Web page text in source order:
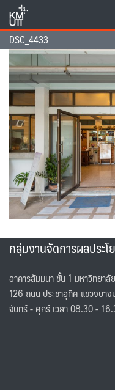
content
DSC_4433
กลุ่มงานจัดการผลประ
อาคารสัมมนา ชั้น 1 มหาวิทยาลั
126 ถนน ประชาอุทิศ แขวงบา
จันทร์ - ศุกร์ เวลา 08.30 -